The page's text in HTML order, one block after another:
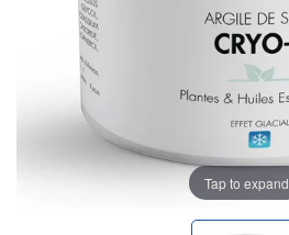
Tap to expand